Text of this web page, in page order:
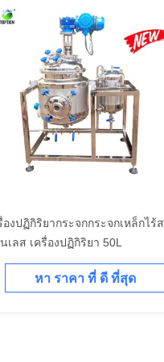
องปฏิกิริยากระจกกระจกเหล็กไร้ส
เลส เครื่องปฏิกิริยา 50L
หา ราคา ที่ ดี ที่สุด